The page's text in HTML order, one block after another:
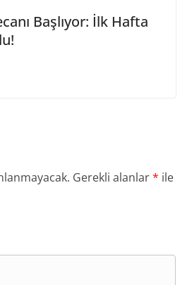
Başlıyor: İlk Hafta
Gerekli alanlar* ile